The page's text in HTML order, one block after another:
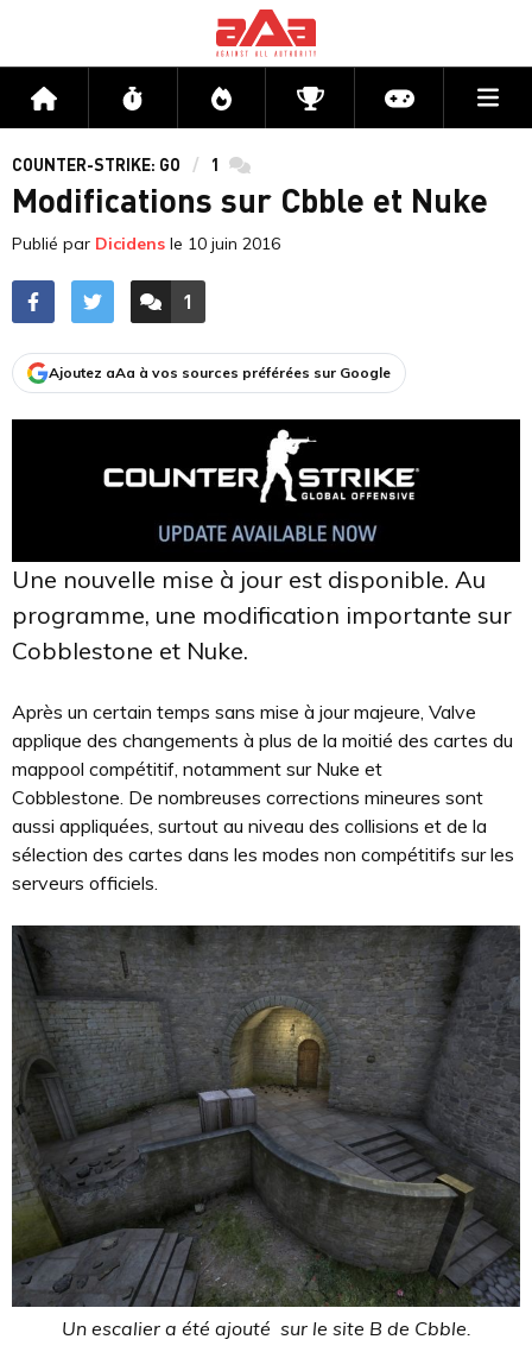
Accueil Flux Directs CompétitionsActu jeux
COUNTER-STRIKE: GO 1 commentaires
Modifications sur Cbble et Nuke
Publié par Dicidens le 10 juin 2016
ACCÉDER AUX
1
COMMENTAIRES
Ajoutez aAa à vos sources préférées sur Google
Une nouvelle mise à jour est disponible. Au
programme, une modification importante sur
Cobblestone et Nuke.
Après un certain temps sans mise à jour majeure, Valve
applique des changements à plus de la moitié des cartes du
mappool compétitif, notamment sur Nuke et
Cobblestone. De nombreuses corrections mineures sont
aussi appliquées, surtout au niveau des collisions et de la
sélection des cartes dans les modes non compétitifs sur les
serveurs officiels.
Un escalier a été ajouté sur le site B de Cbble.